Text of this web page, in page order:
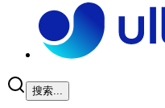
搜索...